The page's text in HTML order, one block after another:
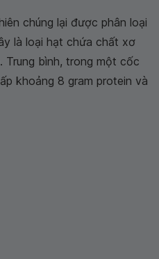
chúng lại được phân loại
là loại hạt chứa chất xơ
bình, trong một cốc
khoảng 8 gram protein và